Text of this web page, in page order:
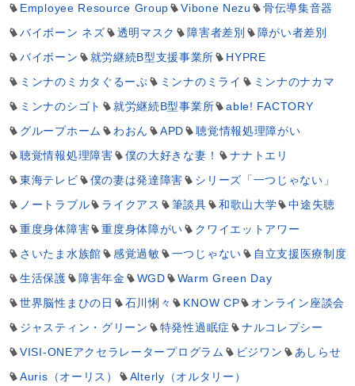
Employee Resource Group
Vibone Nezu
骨伝導集音器
バイボーン ネズ
透明マスク 障害者差別
障がい者差別
バイボーン
就労継続B型支援事業所
HYPRE
ミンナのミカタぐるーぷ
ミンナのミライ
ミンナのナカマ
ミンナのシゴト
就労継続B型事業所
able! FACTORY
グループホーム
わおん APD
聴覚情報処理障がい
聴覚情報処理障害
僕の大好きな妻！
ナナトエリ
東海テレビ
僕の妻は発達障害
シリーズ「一つじゃない」
ノートラブル
ライクアス 筆談具 和歌山大学
中途失聴
重度身体障害
重度身体障がい
クワイエットアワー
さいたま水族館
感覚過敏 一つじゃない
自立支援医療制度
生活保護
障害年金 WGD
Warm Green Day
世界脳性まひの日
石川悧々 KNOW CP
オンライン座談会
ジャスティン・グリーン
特発性過眠症
ナルコレプシー
VISI-ONEアクセラレータープログラム
ビジワン
あしらせ
Auris（オーリス）
Alterly（オルタリー）